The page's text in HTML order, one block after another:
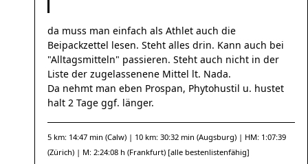
da muss man einfach als Athlet auch die
Beipackzettel lesen. Steht alles drin. Kann auch bei
"Alltagsmitteln" passieren. Steht auch nicht in der
Liste der zugelassenene Mittel lt. Nada.
Da nehmt man eben Prospan, Phytohustil u. hustet
halt 2 Tage ggf. länger.
5 km: 14:47 min (Calw) | 10 km: 30:32 min (Augsburg) | HM: 1:07:39
(Zürich) | M: 2:24:08 h (Frankfurt) [alle bestenlistenfähig]